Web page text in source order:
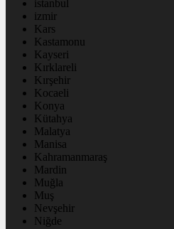
istanbul
izmir
Kars
Kastamonu
Kayseri
Kırklareli
Kırşehir
Kocaeli
Konya
Kütahya
Malatya
Manisa
Kahramanmaraş
Mardin
Muğla
Muş
Nevşehir
Niğde